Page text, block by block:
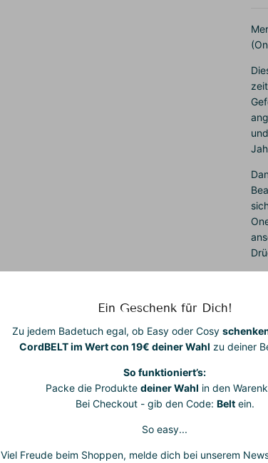
•
•
•
Ein Geschenk für Dich!
Zu jedem Badetuch egal, ob Easy oder Cosy
CordBELT im Wert con 19€ deiner Wahl zu deiner
So funktioniert’s:
Packe die Produkte deiner Wahl in den
Bei Checkout - gib den Code: Beltein.
So easy...
Viel Freude beim Shoppen, melde dich bei unserem